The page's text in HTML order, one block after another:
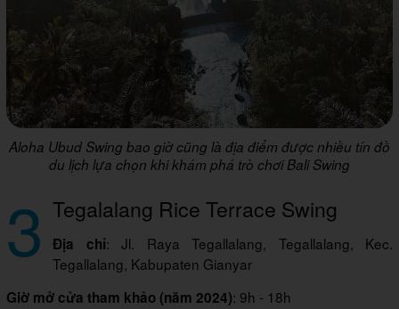
Aloha Ubud Swing bao giờ cũng là địa điểm được nhiều tín đồ
du lịch lựa chọn khi khám phá trò chơi Bali Swing
3 Tegalalang Rice Terrace Swing
Địa chỉ: Jl. Raya Tegallalang, Tegallalang, Kec.
Tegallalang, Kabupaten Gianyar
Giờ mở cửa tham khảo (năm 2024): 9h - 18h